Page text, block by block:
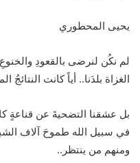
يحيى المحطوري
لم نكُن لنرضى بالقعودِ
الغزاة بلدَنا.. أياً كانت النتائجُ
بل عشقنا التضحيةَ عن قناعةٍ
في سبيل الله طموحَ آلاف
ومنهم من ينتظر..